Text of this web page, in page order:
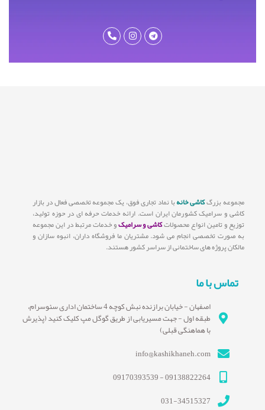
مجموعه بزرگکاشی خانهبا نماد تجاری فوق، یک مجموعه تخصصی فعال در بازار
کاشی و سرامیک کشورمان ایران است. ارائه خدمات حرفه ای در حوزه تولید،
توزیع و تامین انواع محصولاتکاشی و سرامیکو خدمات مرتبط در این مجموعه
به صورت تخصصی انجام می شود. مشتریان ما فروشگاه داران، انبوه سازان و
مالکان پروژه های ساختمانی از سراسر کشور هستند.
تماس با ما
اصفهان - خیابان برازنده نبش کوچه 4 ساختمان اداری سئوسرام،
طبقه اول - جهت مسیریابی از طریق گوگل مپ کلیک کنید (پذیرش
با هماهنگی قبلی)
info@kashikhaneh.com
09138822264 - 09170393539
031-34515327